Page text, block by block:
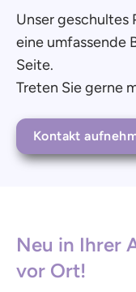
Unser geschultes
eine umfassende
Seite.
Treten Sie gerne
Kontakt
Neu in Ihrer
vor Ort!